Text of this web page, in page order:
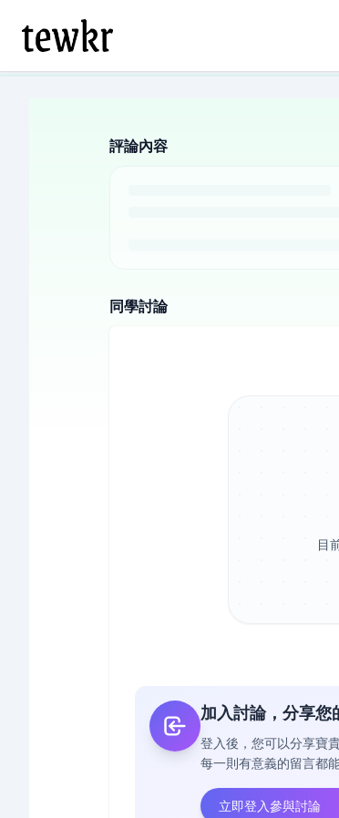
評論內容
同學討論
目
加入討論，分享您
登入後，您可以分享寶
每一則有意義的留言都
立即登入參與討論